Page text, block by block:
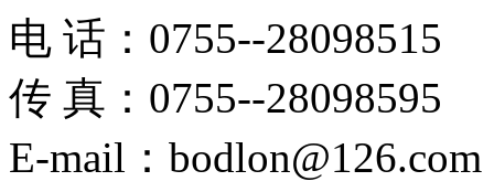
电 话：0755--28098515
传 真：0755--28098595
E-mail：bodlon@126.com